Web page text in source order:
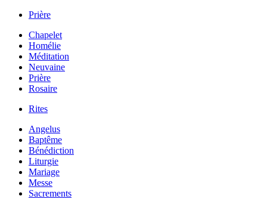
Prière
Chapelet
Homélie
Méditation
Neuvaine
Prière
Rosaire
Rites
Angelus
Baptême
Bénédiction
Liturgie
Mariage
Messe
Sacrements